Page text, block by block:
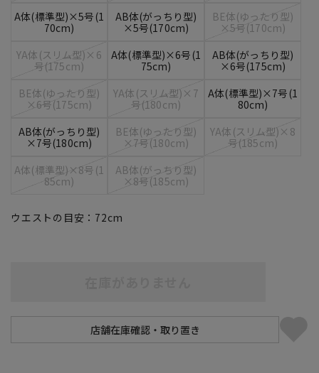
A体(標準型)×5号(1
70cm)
AB体(がっちり型)
×5号(170cm)
BE体(ゆったり型)
×5号(170cm)
YA体(スリム型)×6
号(175cm)
A体(標準型)×6号(1
75cm)
AB体(がっちり型)
×6号(175cm)
BE体(ゆったり型)
×6号(175cm)
YA体(スリム型)×7
号(180cm)
A体(標準型)×7号(1
80cm)
AB体(がっちり型)
×7号(180cm)
BE体(ゆったり型)
×7号(180cm)
YA体(スリム型)×8
号(185cm)
A体(標準型)×8号(1
85cm)
AB体(がっちり型)
×8号(185cm)
ウエストの目安： 72cm